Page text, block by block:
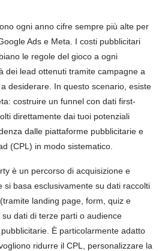
ogni anno cifre sempre più alte per
Ads e Meta. I costi pubblicitari
le regole del gioco a ogni
dei lead ottenuti tramite campagne a
desiderare. In questo scenario, esiste
costruire un funnel con dati first-
direttamente dai tuoi potenziali
dalle piattaforme pubblicitarie e
(CPL) in modo sistematico.
è un percorso di acquisizione e
si basa esclusivamente su dati raccolti
landing page, form, quiz e
dati di terze parti o audience
È particolarmente adatto
ridurre il CPL, personalizzare la